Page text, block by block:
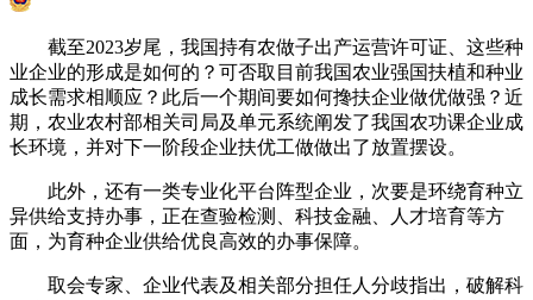
截至2023岁尾，我国持有农做子出产运营许可证、这些种
业企业的形成是如何的？可否取目前我国农业强国扶植和种业
成长需求相顺应？此后一个期间要如何搀扶企业做优做强？近
期，农业农村部相关司局及单元系统阐发了我国农功课企业成
长环境，并对下一阶段企业扶优工做做出了放置摆设。
此外，还有一类专业化平台阵型企业，次要是环绕育种立
异供给支持办事，正在查验检测、科技金融、人才培育等方
面，为育种企业供给优良高效的办事保障。
取会专家、企业代表及相关部分担任人分歧指出，破解科